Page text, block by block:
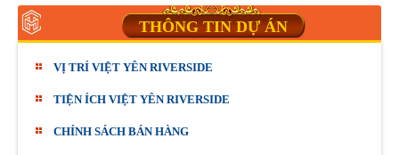
THÔNG TIN DỰ ÁN
VỊ TRÍ VIỆT YÊN RIVERSIDE
TIỆN ÍCH VIỆT YÊN RIVERSIDE
CHÍNH SÁCH BÁN HÀNG